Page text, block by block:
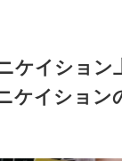
ケイション
ケイション